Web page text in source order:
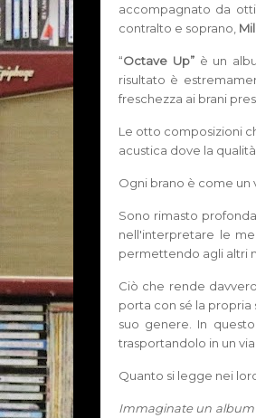
accompagnato da
contralto e soprano,
“Octave Up” è un
risultato è
freschezza ai brani
Le otto composizioni
acustica dove la
Ogni brano è come un
Sono rimasto
nell'interpretare le
permettendo agli altri
Ciò che rende
porta con sé la
suo genere. In
trasportandolo in un
Quanto si legge nei
Immaginate un album